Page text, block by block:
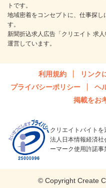
トです。
地域密着をコンセプトに、仕事探
す。
新聞折込求人広告「クリエイト 求
運営しています。
利用規約 リンク
プライバシーポリシー
ヘ
掲載をお
クリエイトバイト
法人日本情報経済
ーマーク使用許諾事
© Copyright Create